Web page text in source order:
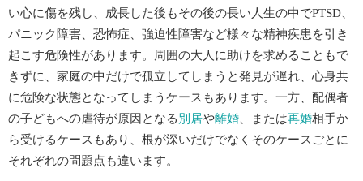
い心に傷を残し、成長した後もその後の長い人生の中でPTSD、
パニック障害、恐怖症、強迫性障害など様々な精神疾患を引き
起こす危険性があります。周囲の大人に助けを求めることもで
きずに、家庭の中だけで孤立してしまうと発見が遅れ、心身共
に危険な状態となってしまうケースもあります。一方、配偶者
の子どもへの虐待が原因となる別居や離婚、または再婚相手か
ら受けるケースもあり、根が深いだけでなくそのケースごとに
それぞれの問題点も違います。